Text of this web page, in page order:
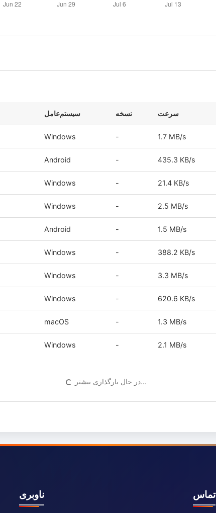
سیستم‌عامل نسخه سرعت
Windows - 1.7 MB/s
Android - 435.3 KB/s
Windows - 21.4 KB/s
Windows - 2.5 MB/s
Android - 1.5 MB/s
Windows - 388.2 KB/s
Windows - 3.3 MB/s
Windows - 620.6 KB/s
macOS - 1.3 MB/s
Windows - 2.1 MB/s
در حال بارگذاری بیشتر…
ناوبری تماس